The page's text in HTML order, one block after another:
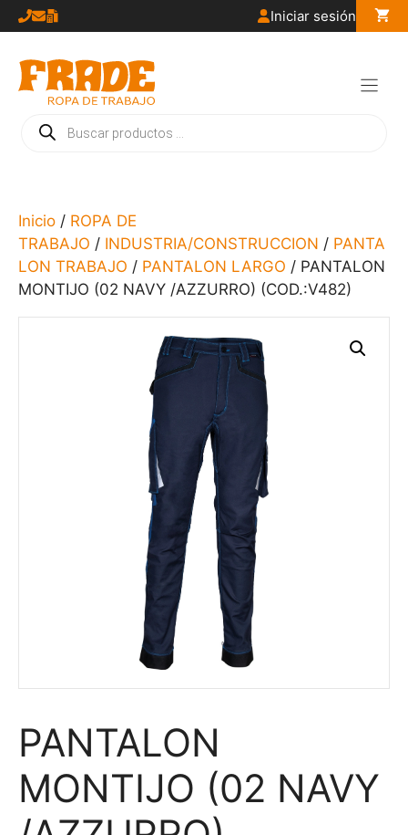
Saltar
al
contenido
Iniciar sesión
Búsqueda
de
Inicio / ROPA DE
TRABAJO / INDUSTRIA/CONSTRUCCION / PANTA
LON TRABAJO / PANTALON LARGO / PANTALON
MONTIJO (02 NAVY /AZZURRO) (COD.:V482)
PANTALON
MONTIJO (02 NAVY